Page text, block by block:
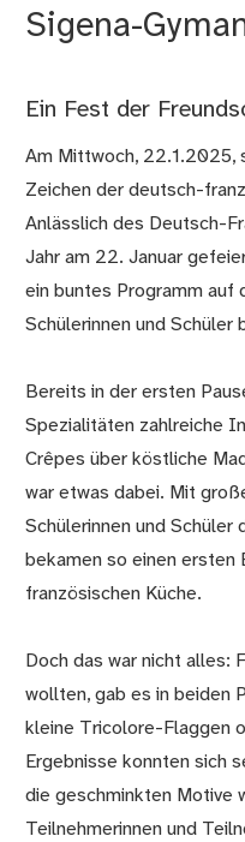
Sigena-
Ein Fest der
Am Mittwoch, 22.1.2025,
Zeichen der deutsch-
Anlässlich des Deutsch-
Jahr am 22. Januar
ein buntes Programm auf
Schülerinnen und Schüler
Bereits in der ersten
Spezialitäten zahlreiche
Crêpes über köstliche
war etwas dabei. Mit
Schülerinnen und Schüler
bekamen so einen ersten
französischen Küche.
Doch das war nicht alles:
wollten, gab es in beiden
kleine Tricolore-Flaggen
Ergebnisse konnten sich
die geschminkten Motive
Teilnehmerinnen und